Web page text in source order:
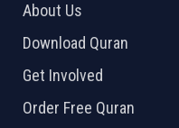
About Us
Download Quran
Get Involved
Order Free Quran